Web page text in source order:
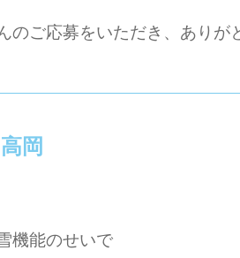
のご応募をいただき、ありが
岡
機能のせいで